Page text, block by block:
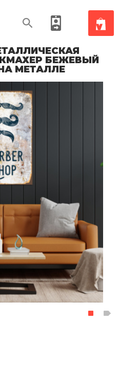
БЕЖЕВЫЙ
МЕТАЛЛЕ